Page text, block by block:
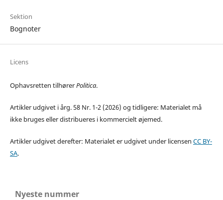
Sektion
Bognoter
Licens
Ophavsretten tilhørerPolitica.
Artikler udgivet i årg. 58 Nr. 1-2 (2026) og tidligere: Materialet må
ikke bruges eller distribueres i kommercielt øjemed.
Artikler udgivet derefter: Materialet er udgivet under licensen CC BY-
SA.
Nyeste nummer